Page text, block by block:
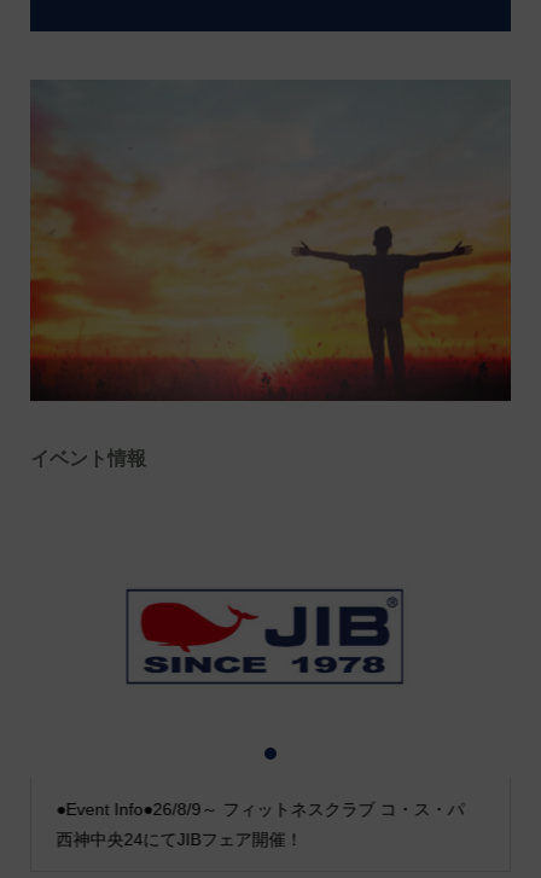
イベント情報
●Event Info●26/8/9～ フィットネスクラブ コ・ス・パ
西神中央24にてJIBフェア開催！
2